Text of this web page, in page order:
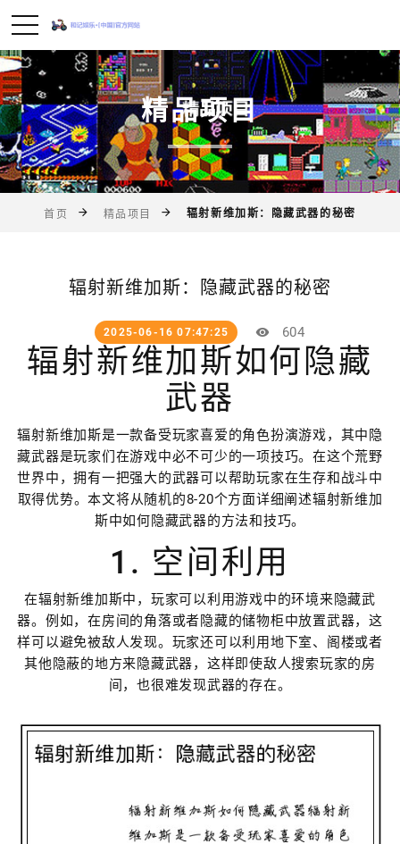
精品项目
首页 精品项目 辐射新维加斯：隐藏武器的秘密
辐射新维加斯：隐藏武器的秘密
2025-06-16 07:47:25 604
辐射新维加斯如何隐藏
武器
辐射新维加斯是一款备受玩家喜爱的角色扮演游戏，其中隐
藏武器是玩家们在游戏中必不可少的一项技巧。在这个荒野
世界中，拥有一把强大的武器可以帮助玩家在生存和战斗中
取得优势。本文将从随机的8-20个方面详细阐述辐射新维加
斯中如何隐藏武器的方法和技巧。
1. 空间利用
在辐射新维加斯中，玩家可以利用游戏中的环境来隐藏武
器。例如，在房间的角落或者隐藏的储物柜中放置武器，这
样可以避免被敌人发现。玩家还可以利用地下室、阁楼或者
其他隐蔽的地方来隐藏武器，这样即使敌人搜索玩家的房
间，也很难发现武器的存在。